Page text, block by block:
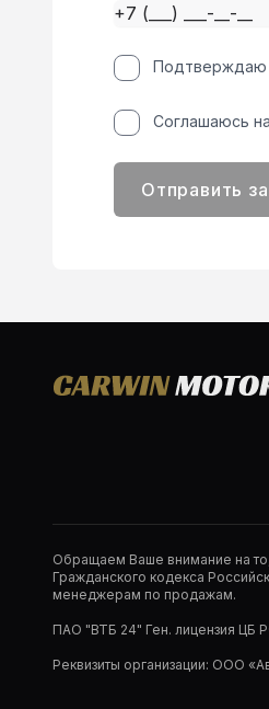
Подтверждаю
Соглашаюсь
Отправить
Обращаем Ваше внимание на
Гражданского кодекса
менеджерам по продажам.
ПАО "ВТБ 24" Ген. лицензия ЦБ
Реквизиты организации: ООО